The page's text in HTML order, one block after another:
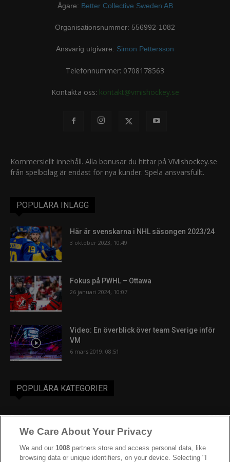
Ägare: Better Collective Sweden AB
Organisationsnummer: 556992-1082
Ansvarig utgivare: Simon Pettersson
Telefonnummer: 0708178563
Kontakta oss: kontakt@vmishockey.se
Kommersiellt innehåll. Alla bonusar du hittar på VMishockey.se
från spelbolag är endast för nya kunder. Spela ansvarsfullt.
POPULÄRA INLÄGG
Här är svenskarna i NHL säsongen 2023/24
3 oktober 2023, 10:49
Fokus på PWHL – Ottawa
26 januari 2024, 10:07
Video: En överblick över team Sverige inför
VM
6 mars 2019, 08:51
POPULÄRA KATEGORIER
Sverige
863
Ishockey-VM
IIHF
We Care About Your Privacy
We and our1008 partners store and access personal data, like
browsing data or unique identifiers, on your device. Selecting "I